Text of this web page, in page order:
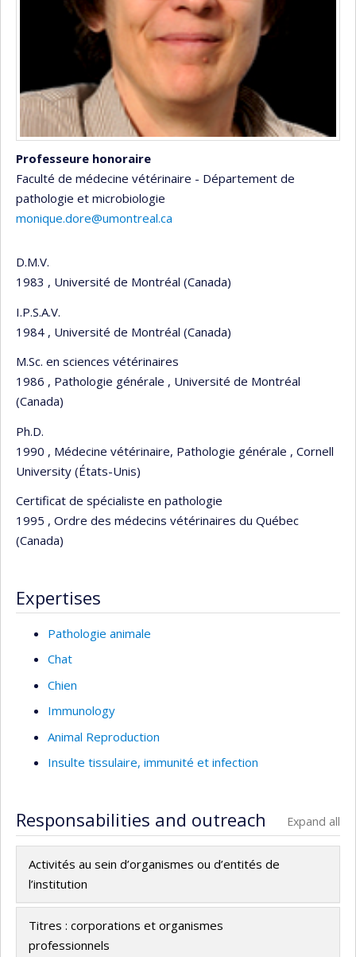
Professeure honoraire
Faculté de médecine vétérinaire - Département de
pathologie et microbiologie
monique.dore@umontreal.ca
D.M.V.
1983 , Université de Montréal (Canada)
I.P.S.A.V.
1984 , Université de Montréal (Canada)
M.Sc. en sciences vétérinaires
1986 , Pathologie générale , Université de Montréal
(Canada)
Ph.D.
1990 , Médecine vétérinaire, Pathologie générale , Cornell
University (États-Unis)
Certificat de spécialiste en pathologie
1995 , Ordre des médecins vétérinaires du Québec
(Canada)
Expertises
Pathologie animale
Chat
Chien
Immunology
Animal Reproduction
Insulte tissulaire, immunité et infection
Responsabilities and outreach Expand all
Activités au sein d’organismes ou d’entités de
l’institution
Titres : corporations et organismes
professionnels